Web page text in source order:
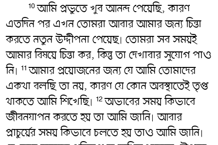
10আমি প্রভুতে খুব আনন্দ পেয়েছি, কারণ
এতদিন পর এখন তোমরা আবার আমার জন্য চিন্তা
করতে নতুন উদ্দীপনা পেয়েছ৷ তোমরা সব সময়ই
আমার বিষয়ে চিন্তা কর, কিন্তু তা দেখাবার সুযোগ পাও
নি৷ 11আমার প্রয়োজনের জন্য যে আমি তোমাদের
একথা বলছি তা নয়, কারণ যে কোন অবস্থাতেই তৃপ্ত
থাকতে আমি শিখেছি৷ 12অভাবের সময় কিভাবে
জীবনযাপন করতে হয় তা আমি জানি৷ আবার
প্রাচুর্য়ের সময় কিভাবে চলতে হয় তাও আমি জানি৷